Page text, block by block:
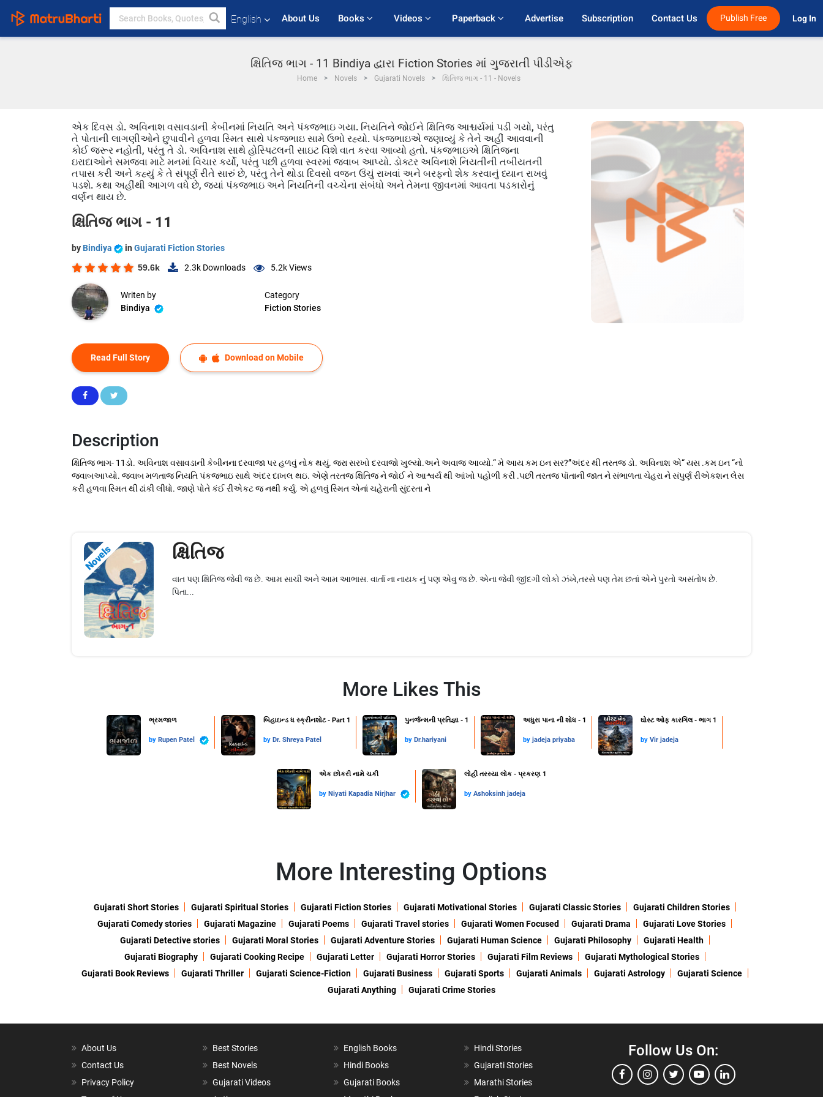
English About Us Books Videos Paperback Advertise Subscription Contact Us Publish Free Log In
ક્ષિતિજ ભાગ - 11 Bindiya દ્વારા Fiction Stories માં ગુજરાતી પીડીએફ
Home Novels Gujarati Novels ક્ષિતિજ ભાગ - 11 - Novels
એક દિવસ ડો. અવિનાશ વસાવડાની કેબીનમાં નિયતિ અને પંકજભાઇ ગયા. નિયતિને જોઈને ક્ષિતિજ આશ્ચર્યમાં પડી ગયો, પરંતુ
તે પોતાની લાગણીઓને છુપાવીને હળવા સ્મિત સાથે પંકજભાઇ સામે ઉભો રહ્યો. પંકજભાઇએ જણાવ્યું કે તેને અહીં આવવાની
કોઈ જરૂર નહોતી, પરંતુ તે ડો. અવિનાશ સાથે હોસ્પિટલની સાઇટ વિશે વાત કરવા આવ્યો હતો. પંકજભાઇએ ક્ષિતિજના
ઇરાદાઓને સમજવા માટે મનમાં વિચાર કર્યો, પરંતુ પછી હળવા સ્વરમાં જવાબ આપ્યો. ડોક્ટર અવિનાશે નિયતીની તબીયતની
તપાસ કરી અને કહ્યું કે તે સંપૂર્ણ રીતે સારું છે, પરંતુ તેને થોડા દિવસો વજન ઉંચું રાખવાં અને બરફનો શેક કરવાનું ધ્યાન રાખવું
પડશે. કથા અહીંથી આગળ વધે છે, જ્યાં પંકજભાઇ અને નિયતિની વચ્ચેના સંબંધો અને તેમના જીવનમાં આવતા પડકારોનું
વર્ણન થાય છે.
ક્ષિતિજ ભાગ - 11
by Bindiya in Gujarati Fiction Stories
59.6k 2.3k Downloads 5.2kViews
Writen by
Bindiya
Category
Fiction Stories
Read Full Story Download on Mobile
Description
ક્ષિતિજ ભાગ- 11ડો. અવિનાશ વસાવડાની કેબીનના દરવાજા પર હળવું નોક થયું. જરા સરખો દરવાજો ખુલ્યો.અને અવાજ આવ્યો.“ મે આય કમ ઇન સર?”અંદર થી તરતજ ડો. અવિનાશ એ“ યસ .કમ ઇન “નો
જવાબઆપ્યો. જવાબ મળતાજ નિયતિ પંકજભાઇ સાથે અંદર દાખલ થઇ. એણે તરતજ ક્ષિતિજ ને જોઈ ને આશ્વર્ય થી આંખો પહોળી કરી .પછી તરતજ પૉતાની જાત ને સંભાળતા ચેહરા ને સંપુર્ણ રીએકશન લેસ
કરી હળવા સ્મિત થી ઢાંકી લીધો. જાણે પોતે કંઈ રીએકટ જ નથી કર્યુ. એ હળવું સ્મિત એનાં ચહેરાની સુંદરતા ને
Novels ક્ષિતિજ
વાત પણ ક્ષિતિજ જેવી જ છે. આમ સાચી અને આમ આભાસ. વાર્તા ના નાયક નું પણ એવુ જ છે. એના જેવી જીંદગી લોકો ઝંખે,તરસે પણ તેમ છતાં એને પુરતો અસંતોષ છે.
પિતા...
More Likes This
ભ્રમજાળ
by Rupen Patel
બિહાઇન્ડ ધ સ્ક્રીનશોટ - Part 1
by Dr. Shreya Patel
પુનર્જન્મની પ્રતિજ્ઞા - 1
by Dr.hariyani
અધુરા પાના ની શોધ - 1
by jadeja priyaba
ઘોસ્ટ ઓફ કારગિલ - ભાગ 1
by Vir jadeja
એક છોકરી નામે ચકી
by Niyati Kapadia Nirjhar
લોહી તરસ્યા લોક - પ્રકરણ 1
by Ashoksinh jadeja
More Interesting Options
Gujarati Short Stories Gujarati Spiritual Stories Gujarati Fiction Stories Gujarati Motivational Stories Gujarati Classic Stories
Gujarati Children Stories
Gujarati Comedy stories
Gujarati Magazine Gujarati Poems Gujarati Travel stories Gujarati Women Focused Gujarati Drama
Gujarati Love Stories
Gujarati Detective stories
Gujarati Moral Stories Gujarati Adventure Stories Gujarati Human Science Gujarati Philosophy
Gujarati Health
Gujarati Biography
Gujarati Cooking Recipe Gujarati Letter Gujarati Horror Stories Gujarati Film Reviews
Gujarati Mythological Stories
Gujarati Book Reviews
Gujarati Thriller Gujarati Science-Fiction Gujarati Business Gujarati Sports Gujarati Animals Gujarati Astrology
Gujarati Science
Gujarati Anything
Gujarati Crime Stories
About Us
Contact Us
Privacy Policy
Best Stories
Best Novels
Gujarati Videos
English Books
Hindi Books
Gujarati Books
Hindi Stories
Gujarati Stories
Marathi Stories
Follow Us On: